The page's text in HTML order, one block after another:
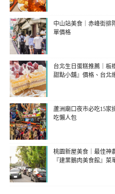
中山站美食｜赤峰街排
單價格
台北生日蛋糕推薦｜板
甜點小舖』價格、台北
蘆洲廟口夜市必吃15家
吃懶人包
桃園新屋美食｜最佳神
『建業鵝肉美食館』